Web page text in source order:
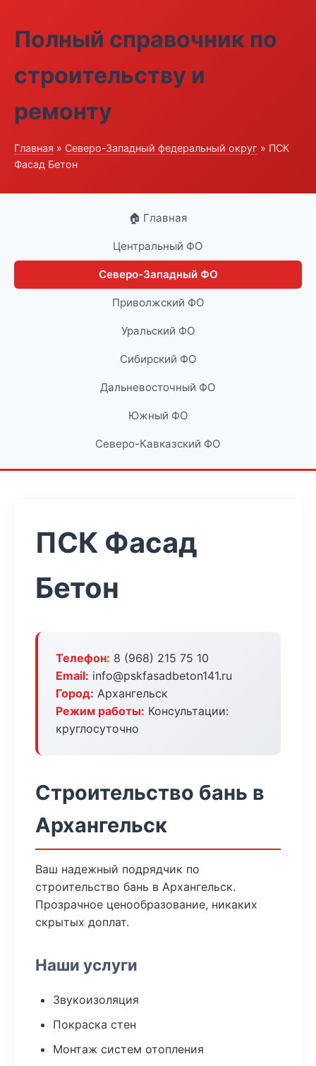
Полный справочник по
строительству и
ремонту
Главная » Северо-Западный федеральный округ » ПСК
Фасад Бетон
🏠 Главная
Центральный ФО
Северо-Западный ФО
Приволжский ФО
Уральский ФО
Сибирский ФО
Дальневосточный ФО
Южный ФО
Северо-Кавказский ФО
ПСК Фасад
Бетон
Телефон: 8 (968) 215 75 10
Email: info@pskfasadbeton141.ru
Город: Архангельск
Режим работы: Консультации:
круглосуточно
Строительство бань в
Архангельск
Ваш надежный подрядчик по
строительство бань в Архангельск.
Прозрачное ценообразование, никаких
скрытых доплат.
Наши услуги
Звукоизоляция
Покраска стен
Монтаж систем отопления